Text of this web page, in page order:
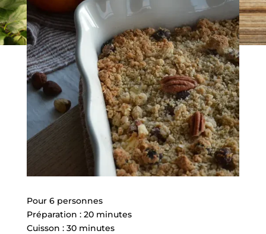
Pour 6 personnes
Préparation : 20 minutes
Cuisson : 30 minutes